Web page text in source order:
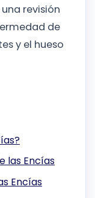
revisión
de
y el hueso
las Encías
Encías